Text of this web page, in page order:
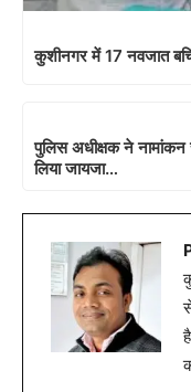
कुशीनगर में 17 नवजात
पुलिस अधीक्षक ने नामांकन
लिया जायजा…